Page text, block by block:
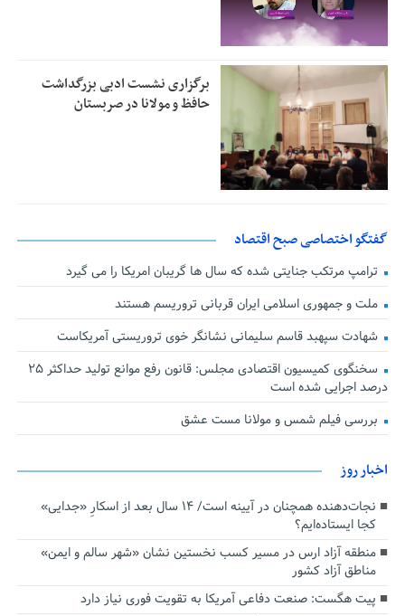
برگزاری نشست ادبی بزرگداشت
حافظ و مولانا در صربستان
گفتگو اختصاصی صبح اقتصاد
ترامپ مرتکب جنایتی شده که سال ها گریبان امریکا را می گیرد
ملت و جمهوری اسلامی ایران قربانی تروریسم هستند
شهادت سپهبد قاسم سلیمانی نشانگر خوی تروریستی آمریکاست
سخنگوی کمیسیون اقتصادی مجلس: قانون رفع موانع تولید حداکثر ۲۵
درصد اجرایی شده است
بررسی فیلم شمس و مولانا مست عشق
اخبار روز
نجات‌دهنده‌ همچنان در آیینه است/ ۱۴ سال بعد از اسکارِ «جدایی»
کجا ایستاده‌ایم؟
منطقه آزاد ارس در مسیر کسب نخستین نشان «شهر سالم و ایمن»
مناطق آزاد کشور
پیت هگست: صنعت دفاعی آمریکا به تقویت فوری نیاز دارد